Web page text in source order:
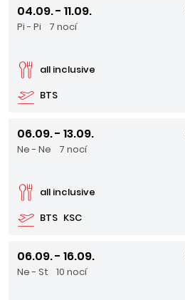
04.09. - 11.09.
Pi - Pi 7 nocí
BTS
all inclusive
06.09. - 13.09.
Ne - Ne 7 nocí
BTS KSC
all inclusive
06.09. - 16.09.
Ne - St 10 nocí